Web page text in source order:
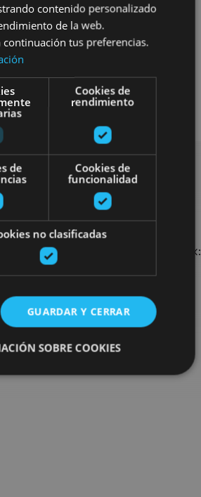
gehiago
osatzeko planak eta iradokizunak:
bisitak eta agendaren ekitaldi
planen bilatzailera
contenido personalizado
de la web.
continuación tus preferencias.
Cookies de
rendimiento
de
Cookies de
funcionalidad
no clasificadas
GUARDAR Y CERRAR
SOBRE COOKIES